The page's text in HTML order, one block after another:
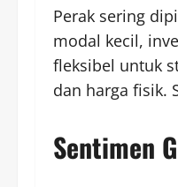
Perak sering
modal kecil,
fleksibel untuk
dan harga fisik.
Sentimen